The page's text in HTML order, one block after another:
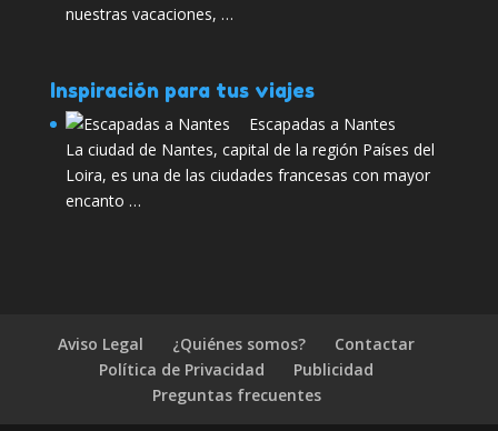
nuestras vacaciones, …
Inspiración para tus viajes
Escapadas a Nantes
La ciudad de Nantes, capital de la región Países del
Loira, es una de las ciudades francesas con mayor
encanto …
Aviso Legal ¿Quiénes somos?
Contactar
Política de Privacidad
Publicidad
Preguntas frecuentes